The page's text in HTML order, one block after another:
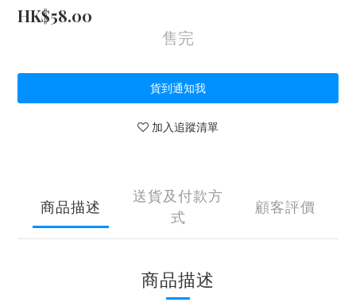
HK$58.00
售完
貨到通知我
加入追蹤清單
商品描述
送貨及付款方
式
顧客評價
商品描述